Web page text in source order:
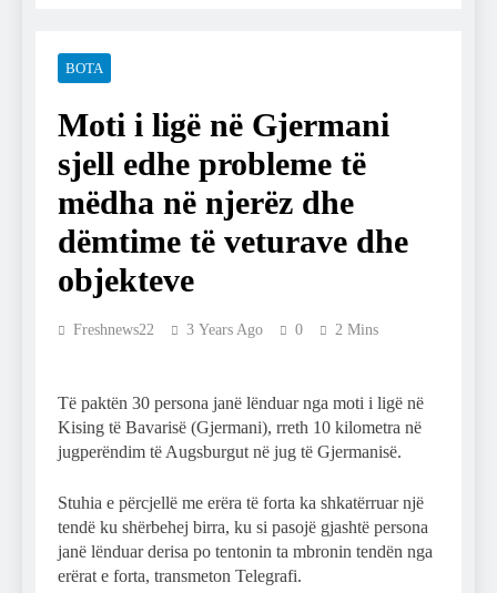
BOTA
Moti i ligë në Gjermani
sjell edhe probleme të
mëdha në njerëz dhe
dëmtime të veturave dhe
objekteve
Freshnews22 3 Years Ago 0 2 Mins
Të paktën 30 persona janë lënduar nga moti i ligë në
Kising të Bavarisë (Gjermani), rreth 10 kilometra në
jugperëndim të Augsburgut në jug të Gjermanisë.
Stuhia e përcjellë me erëra të forta ka shkatërruar një
tendë ku shërbehej birra, ku si pasojë gjashtë persona
janë lënduar derisa po tentonin ta mbronin tendën nga
erërat e forta, transmeton Telegrafi.